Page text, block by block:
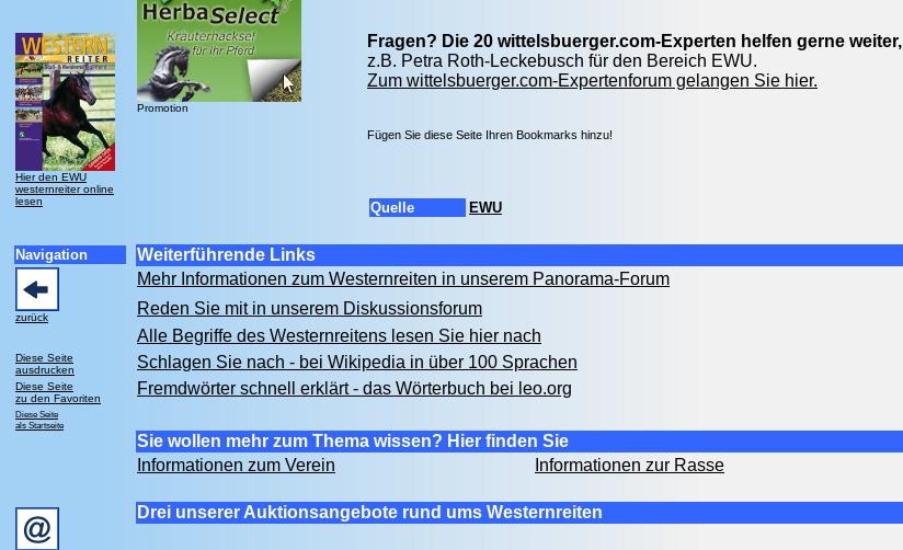
Hier den EWU
westernreiter online
lesen
Navigation
zurück
Diese Seite
ausdrucken
Diese Seite
zu den Favoriten
Diese Seite
als Startseite
Promotion
Fragen? Die 20 wittelsbuerger.com-Experten helfen gerne weiter,
z.B. Petra Roth-Leckebusch für den Bereich EWU.
Zum wittelsbuerger.com-Expertenforum gelangen Sie hier.
Fügen Sie diese Seite Ihren Bookmarks hinzu!
Quelle EWU
Weiterführende Links
Mehr Informationen zum Westernreiten in unserem Panorama-Forum
Reden Sie mit in unserem Diskussionsforum
Alle Begriffe des Westernreitens lesen Sie hier nach
Schlagen Sie nach - bei Wikipedia in über 100 Sprachen
Fremdwörter schnell erklärt - das Wörterbuch bei leo.org
Sie wollen mehr zum Thema wissen? Hier finden Sie
Informationen zum Verein
Informationen zur Rasse
Drei unserer Auktionsangebote rund ums Westernreiten